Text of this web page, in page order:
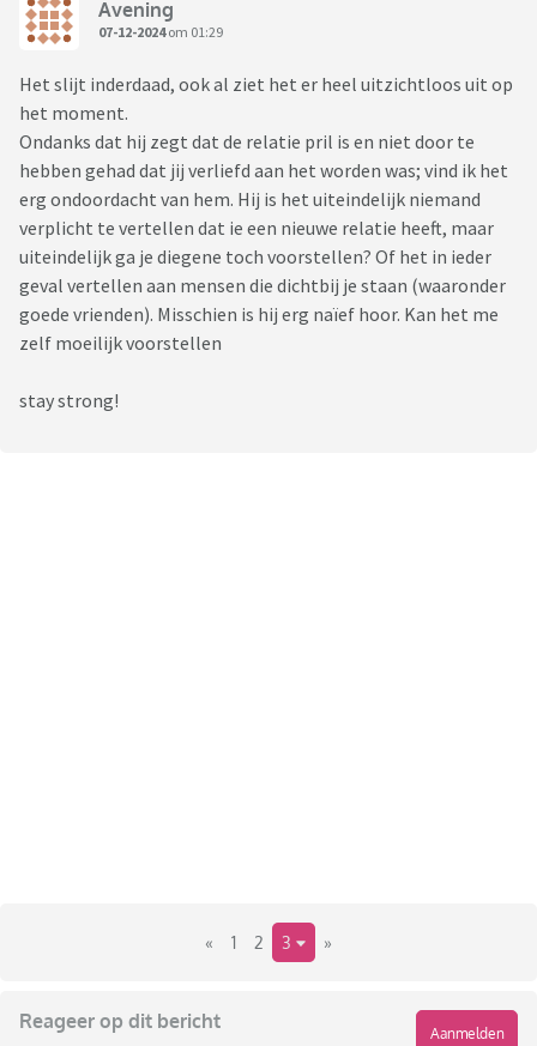
gezin (wil hij ook).
Ik gun hem zijn geluk, maar ik ga kapot van verdriet. Tips of
ervaringen?! Slijt dit ooit?!
Avening
07-12-2024om 01:29
Het slijt inderdaad, ook al ziet het er heel uitzichtloos uit op
het moment.
Ondanks dat hij zegt dat de relatie pril is en niet door te
hebben gehad dat jij verliefd aan het worden was; vind ik het
erg ondoordacht van hem. Hij is het uiteindelijk niemand
verplicht te vertellen dat ie een nieuwe relatie heeft, maar
uiteindelijk ga je diegene toch voorstellen? Of het in ieder
geval vertellen aan mensen die dichtbij je staan (waaronder
goede vrienden). Misschien is hij erg naïef hoor. Kan het me
zelf moeilijk voorstellen
stay strong!
« 1 2 3 »
Reageer op dit bericht
Aanmelden